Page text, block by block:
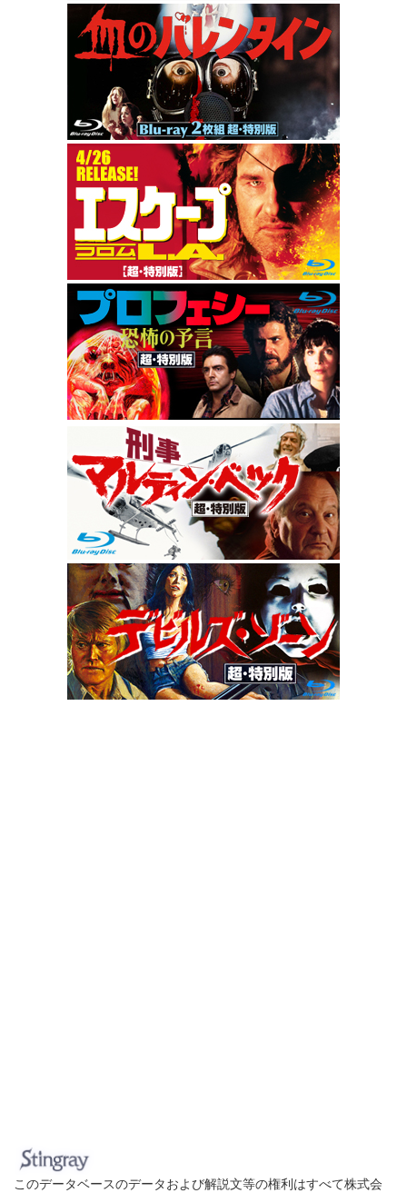
このデータベースのデータおよび解説文等の権利はすべて株式会